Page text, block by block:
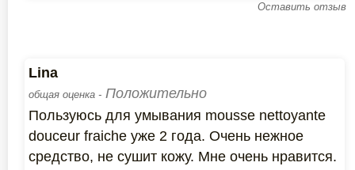
Оставить отзыв
Lina
общая оценка - Положительно
Пользуюсь для умывания mousse nettoyante
douceur fraiche уже 2 года. Очень нежное
средство, не сушит кожу. Мне очень нравится.